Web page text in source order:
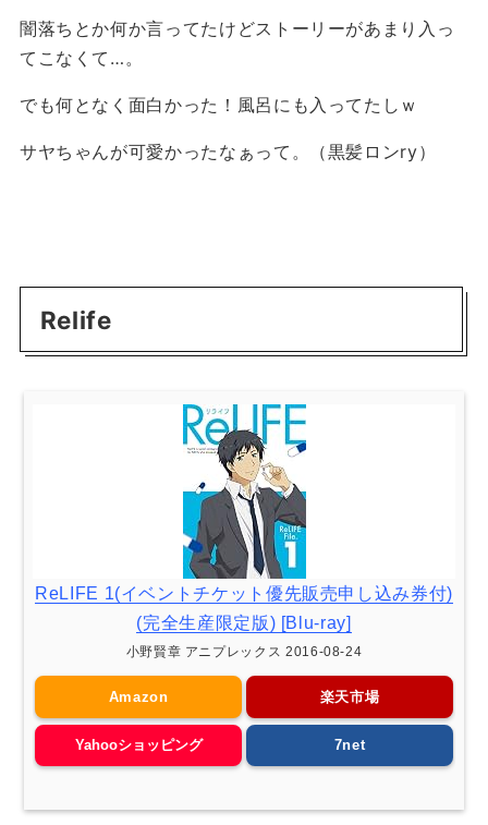
闇落ちとか何か言ってたけどストーリーがあまり入っ
てこなくて…。
でも何となく面白かった！風呂にも入ってたしｗ
サヤちゃんが可愛かったなぁって。（黒髪ロンry）
Relife
ReLIFE 1(イベントチケット優先販売申し込み券付)
(完全生産限定版) [Blu-ray]
小野賢章 アニプレックス 2016-08-24
Amazon 楽天市場
Yahooショッピング 7net